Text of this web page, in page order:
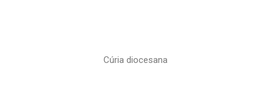
Cúria diocesana